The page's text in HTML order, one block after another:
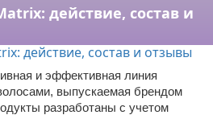
действие, состав и
и эффективная линия
выпускаемая брендом
разработаны с учетом